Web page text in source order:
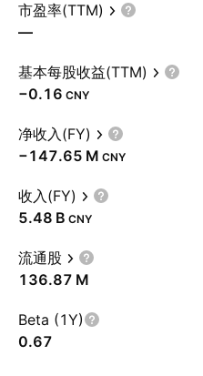
市盈率(TTM)
—
基本每股收益(TTM)
−0.16 CNY
净收入(FY)
‪−147.65 M‬ CNY
收入(FY)
‪5.48 B‬ CNY
流通股
‪136.87 M‬
Beta (1Y)
0.67